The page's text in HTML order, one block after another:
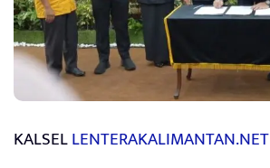
KALSELLENTERAKALIMANTAN.NET